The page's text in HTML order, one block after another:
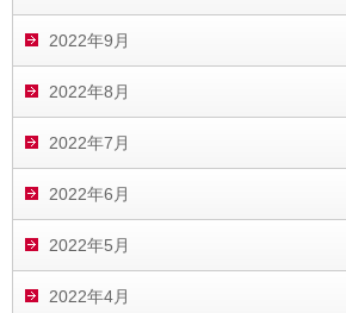
2022年9月
2022年8月
2022年7月
2022年6月
2022年5月
2022年4月